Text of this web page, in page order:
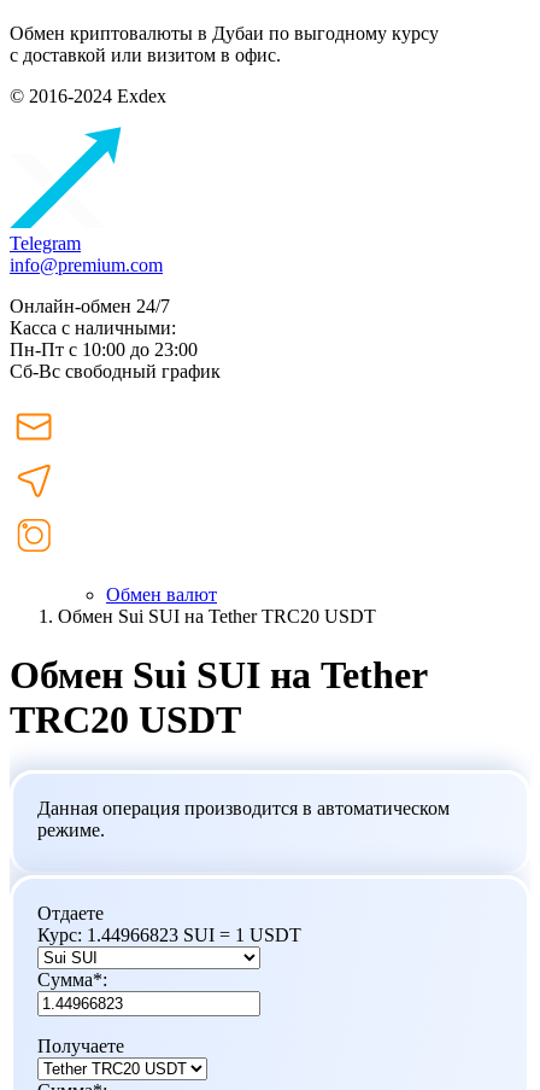
Обмен криптовалюты в Дубаи по выгодному курсу
с доставкой или визитом в офис.
© 2016-2024 Exdex
Telegram
info@premium.com
Онлайн-обмен 24/7
Касса с наличными:
Пн-Пт с 10:00 до 23:00
Сб-Вс свободный график
Обмен валют
Обмен Sui SUI на Tether TRC20 USDT
Обмен Sui SUI на Tether
TRC20 USDT
Данная операция производится в автоматическом
режиме.
Отдаете
Курс: 1.44966823 SUI = 1 USDT
Сумма*:
Получаете